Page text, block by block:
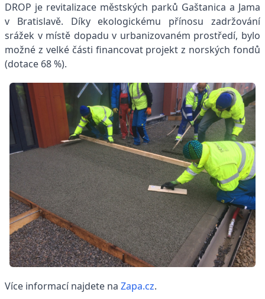
DROP je revitalizace městských parků Gaštanica a Jama
v Bratislavě. Díky ekologickému přínosu zadržování
srážek v místě dopadu v urbanizovaném prostředí, bylo
možné z velké části financovat projekt z norských fondů
(dotace 68 %).
Více informací najdete na Zapa.cz.